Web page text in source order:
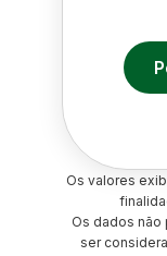
Os valores
Os dados
ser